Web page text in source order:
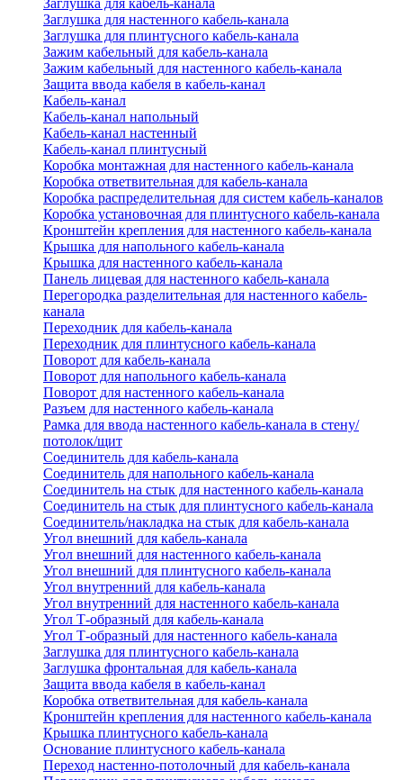
Заглушка для кабель-канала
Заглушка для настенного кабель-канала
Заглушка для плинтусного кабель-канала
Зажим кабельный для кабель-канала
Зажим кабельный для настенного кабель-канала
Защита ввода кабеля в кабель-канал
Кабель-канал
Кабель-канал напольный
Кабель-канал настенный
Кабель-канал плинтусный
Коробка монтажная для настенного кабель-канала
Коробка ответвительная для кабель-канала
Коробка распределительная для систем кабель-каналов
Коробка установочная для плинтусного кабель-канала
Кронштейн крепления для настенного кабель-канала
Крышка для напольного кабель-канала
Крышка для настенного кабель-канала
Панель лицевая для настенного кабель-канала
Перегородка разделительная для настенного кабель-
канала
Переходник для кабель-канала
Переходник для плинтусного кабель-канала
Поворот для кабель-канала
Поворот для напольного кабель-канала
Поворот для настенного кабель-канала
Разъем для настенного кабель-канала
Рамка для ввода настенного кабель-канала в стену/
потолок/щит
Соединитель для кабель-канала
Соединитель для напольного кабель-канала
Соединитель на стык для настенного кабель-канала
Соединитель на стык для плинтусного кабель-канала
Соединитель/накладка на стык для кабель-канала
Угол внешний для кабель-канала
Угол внешний для настенного кабель-канала
Угол внешний для плинтусного кабель-канала
Угол внутренний для кабель-канала
Угол внутренний для настенного кабель-канала
Угол Т-образный для кабель-канала
Угол Т-образный для настенного кабель-канала
Заглушка для плинтусного кабель-канала
Заглушка фронтальная для кабель-канала
Защита ввода кабеля в кабель-канал
Коробка ответвительная для кабель-канала
Кронштейн крепления для настенного кабель-канала
Крышка плинтусного кабель-канала
Основание плинтусного кабель-канала
Переход настенно-потолочный для кабель-канала